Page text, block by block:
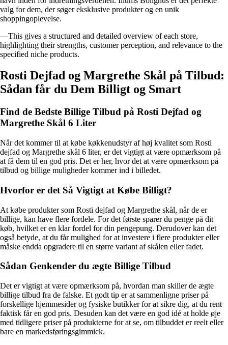
valg for dem, der søger eksklusive produkter og en unik
shoppingoplevelse.
—This gives a structured and detailed overview of each store,
highlighting their strengths, customer perception, and relevance to the
specified niche products.
Rosti Dejfad og Margrethe Skål på Tilbud:
Sådan får du Dem Billigt og Smart
Find de Bedste Billige Tilbud på Rosti Dejfad og
Margrethe Skål 6 Liter
Når det kommer til at købe køkkenudstyr af høj kvalitet som Rosti
dejfad og Margrethe skål 6 liter, er det vigtigt at være opmærksom på
at få dem til en god pris. Det er her, hvor det at være opmærksom på
tilbud og billige muligheder kommer ind i billedet.
Hvorfor er det Så Vigtigt at Købe Billigt?
At købe produkter som Rosti dejfad og Margrethe skål, når de er
billige, kan have flere fordele. For det første sparer du penge på dit
køb, hvilket er en klar fordel for din pengepung. Derudover kan det
også betyde, at du får mulighed for at investere i flere produkter eller
måske endda opgradere til en større variant af skålen eller fadet.
Sådan Genkender du ægte Billige Tilbud
Det er vigtigt at være opmærksom på, hvordan man skiller de ægte
billige tilbud fra de falske. Et godt tip er at sammenligne priser på
forskellige hjemmesider og fysiske butikker for at sikre dig, at du rent
faktisk får en god pris. Desuden kan det være en god idé at holde øje
med tidligere priser på produkterne for at se, om tilbuddet er reelt eller
bare en markedsføringsgimmick.